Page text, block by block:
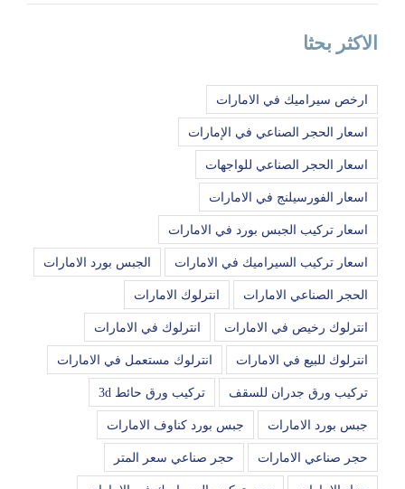
الاكثر بحثا
ارخص سيراميك في الامارات
اسعار الحجر الصناعي في الإمارات
اسعار الحجر الصناعي للواجهات
اسعار الفورسيلنج في الامارات
اسعار تركيب الجبس بورد في الامارات
اسعار تركيب السيراميك في الامارات الجبس بورد الامارات
الحجر الصناعي الامارات انترلوك الامارات
انترلوك رخيص في الامارات انترلوك في الامارات
انترلوك للبيع في الامارات انترلوك مستعمل في الامارات
تركيب ورق جدران للسقف تركيب ورق حائط 3d
جبس بورد الامارات جبس بورد كناوف الامارات
حجر صناعي الامارات حجر صناعي سعر المتر